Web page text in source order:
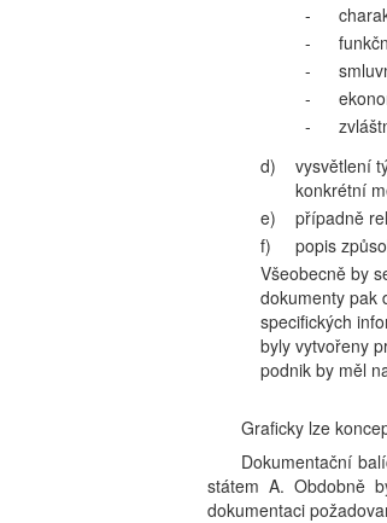
-
-
-
-
-
d)
vysvětlení
konkrétní
e)
případně
f)
popis
Všeobecně by
dokumenty pak
specifických
byly vytvořeny
podnik by měl
Graficky lze
Dokumentační
státem A. Obdobně
dokumentaci